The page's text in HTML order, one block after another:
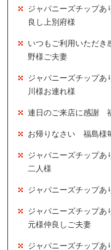
ジャパニーズチップあ
良し上別府様
いつもご利用いただき
野様ご夫妻
ジャパニーズチップ
川様お連れ様
連日のご来店に感謝
お帰りなさい 福島様
ジャパニーズチップあ
二人様
ジャパニーズチップあ
ジャパニーズチップ
元様仲良しご夫妻
ジャパニーズチップあ